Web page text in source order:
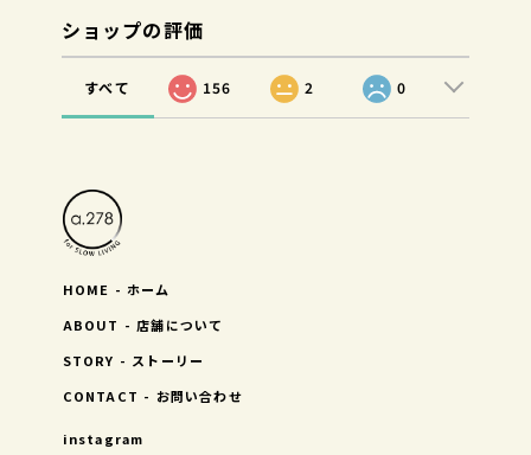
ショップの評価
すべて 156 2 0
HOME - ホーム
ABOUT - 店舗について
STORY - ストーリー
CONTACT - お問い合わせ
instagram